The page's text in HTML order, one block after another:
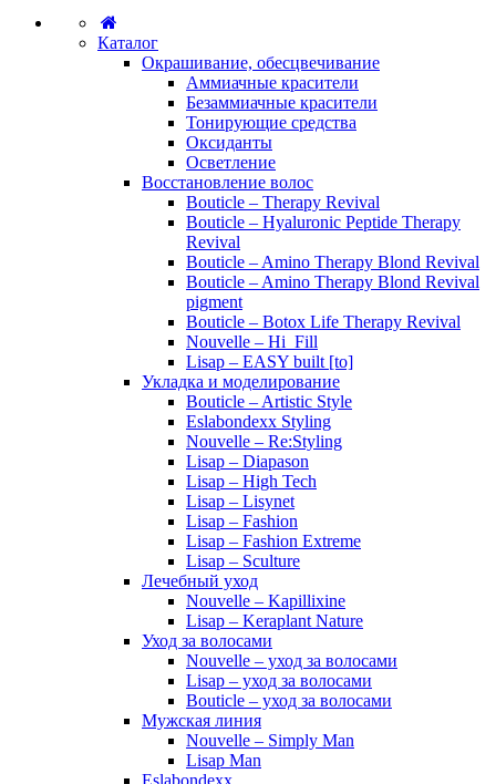
Каталог
Окрашивание, обесцвечивание
Аммиачные красители
Безаммиачные красители
Тонирующие средства
Оксиданты
Осветление
Восстановление волос
Bouticle – Therapy Revival
Bouticle – Hyaluronic Peptide Therapy
Revival
Bouticle – Amino Therapy Blond Revival
Bouticle – Amino Therapy Blond Revival
pigment
Bouticle – Botox Life Therapy Revival
Nouvelle – Hi_Fill
Lisap – EASY built [to]
Укладка и моделирование
Bouticle – Artistic Style
Eslabondexx Styling
Nouvelle – Re:Styling
Lisap – Diapason
Lisap – High Tech
Lisap – Lisynet
Lisap – Fashion
Lisap – Fashion Extreme
Lisap – Sculture
Лечебный уход
Nouvelle – Kapillixine
Lisap – Keraplant Nature
Уход за волосами
Nouvelle – уход за волосами
Lisap – уход за волосами
Bouticle – уход за волосами
Мужская линия
Nouvelle – Simply Man
Lisap Man
Eslabondexx